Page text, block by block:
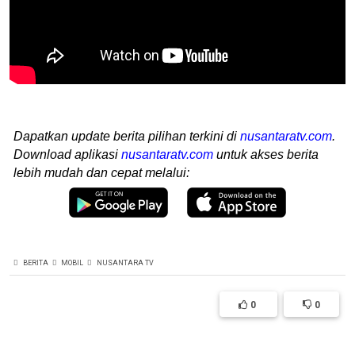
Dapatkan update berita pilihan terkini di nusantaratv.com.
Download aplikasi nusantaratv.com untuk akses berita
lebih mudah dan cepat melalui:
BERITA MOBIL NUSANTARA TV
0 0